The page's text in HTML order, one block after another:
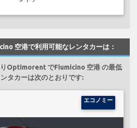
空港で利用可能なレンタカーは：
Optimorent でFiumicino 空港 の最低
タカーは次のとおりです:
エコノミー